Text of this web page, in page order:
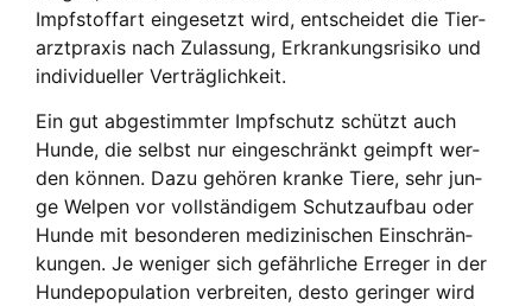
Impf­stoff­art ein­ge­setzt wird, ent­schei­det die Tier­
arzt­pra­xis nach Zulas­sung, Erkran­kungs­ri­si­ko und
indi­vi­du­el­ler Ver­träg­lich­keit.
Ein gut abge­stimm­ter Impf­schutz schützt auch
Hun­de, die selbst nur ein­ge­schränkt geimpft wer­
den kön­nen. Dazu gehö­ren kran­ke Tie­re, sehr jun­
ge Wel­pen vor voll­stän­di­gem Schutz­auf­bau oder
Hun­de mit beson­de­ren medi­zi­ni­schen Ein­schrän­
kun­gen. Je weni­ger sich gefähr­li­che Erre­ger in der
Hun­d­e­po­pu­la­ti­on ver­brei­ten, des­to gerin­ger wird